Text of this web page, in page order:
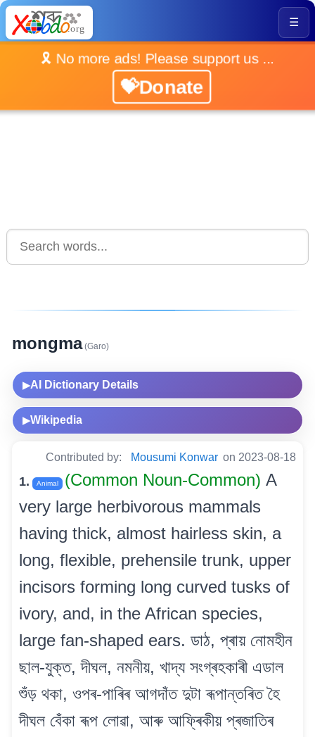
☰
🎗️ No more ads! Please support us ...
💝Donate
mongma(Garo)
▶AI Dictionary Details
▶Wikipedia
Contributed by: Mousumi Konwar on 2023-08-18
1. Animal (Common Noun-Common) A
very large herbivorous mammals
having thick, almost hairless skin, a
long, flexible, prehensile trunk, upper
incisors forming long curved tusks of
ivory, and, in the African species,
large fan-shaped ears. ডাঠ, প্ৰায় নোমহীন
ছাল-যুক্ত, দীঘল, নমনীয়, খাদ্য সংগ্ৰহকাৰী এডাল
শুঁড় থকা, ওপৰ-পাৰিৰ আগদাঁত দুটা ৰূপান্তৰিত হৈ
দীঘল বেঁকা ৰূপ লোৱা, আৰু আফ্ৰিকীয় প্ৰজাতিৰ